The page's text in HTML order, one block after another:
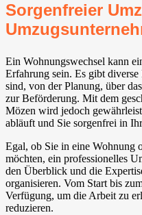
Sorgenfreier
Ein Wohnungswechsel kann
Erfahrung sein. Es gibt
sind, von der Planung, über
zur Beförderung. Mit dem
Mözen wird jedoch
abläuft und Sie sorgenfrei in
Egal, ob Sie in eine Wohnung
möchten, ein professionelles
den Überblick und die
organisieren. Vom Start bis
Verfügung, um die Arbeit zu
reduzieren.